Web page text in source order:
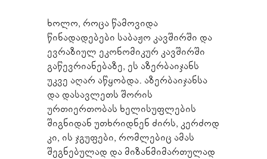
ხოლო, როცა წამოვიდა
წინადადებები საბაჟო კავშირში და
ევრაზიულ ეკონომიკურ კავშირში
გაწევრიანებაზე, ეს აზერბაიჯანს
უკვე აღარ აწყობდა. აზერბაიჯანსა
და დასავლეთს შორის
ურთიერთობას ხელისუფლების
შიგნიდან უთხრიდნენ ძირს, კერძოდ
კი, ის ჯგუფები, რომლებიც ამას
შეგნებულად და მიზანმიმართულად